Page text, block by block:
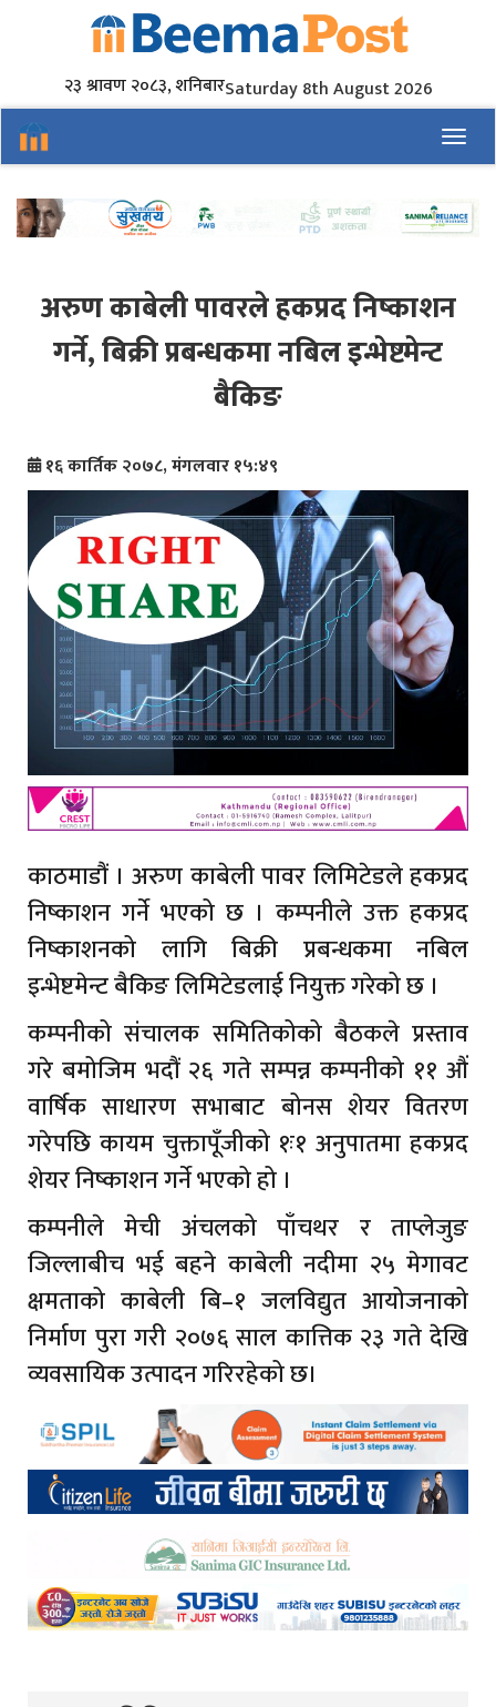
२३ श्रावण २०८३, शनिबारSaturday 8th August 2026
अरुण काबेली पावरले हकप्रद निष्काशन
गर्ने, बिक्री प्रबन्धकमा नबिल इन्भेष्टमेन्ट
बैकिङ
१६ कार्तिक २०७८, मंगलवार १५:४९
काठमाडौं । अरुण काबेली पावर लिमिटेडले हकप्रद
निष्काशन गर्ने भएको छ । कम्पनीले उक्त हकप्रद
निष्काशनको लागि बिक्री प्रबन्धकमा नबिल
इन्भेष्टमेन्ट बैकिङ लिमिटेडलाई नियुक्त गरेको छ ।
कम्पनीको संचालक समितिकोको बैठकले प्रस्ताव
गरे बमोजिम भदौं २६ गते सम्पन्न कम्पनीको ११ औं
वार्षिक साधारण सभाबाट बोनस शेयर वितरण
गरेपछि कायम चुक्तापूँजीको १ः१ अनुपातमा हकप्रद
शेयर निष्काशन गर्ने भएको हो ।
कम्पनीले मेची अंचलको पाँचथर र ताप्लेजुङ
जिल्लाबीच भई बहने काबेली नदीमा २५ मेगावट
क्षमताको काबेली बि–१ जलविद्युत आयोजनाको
निर्माण पुरा गरी २०७६ साल कात्तिक २३ गते देखि
व्यवसायिक उत्पादन गरिरहेको छ।